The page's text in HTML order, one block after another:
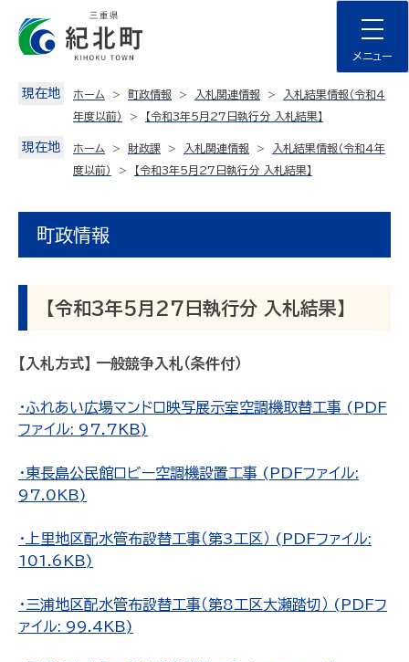
content
メニュー
現在地 ホーム 町政情報 入札関連情報
入札結果情報（令和4
年度以前）
【令和3年5月27日執行分 入札結果】
現在地 ホーム 財政課 入札関連情報
入札結果情報（令和4年
度以前）
【令和3年5月27日執行分 入札結果】
町政情報
【令和3年5月27日執行分 入札結果】
【入札方式】 一般競争入札（条件付）
・ふれあい広場マンドロ映写展示室空調機取替工事 (PDF
ファイル: 97.7KB)
・東長島公民館ロビー空調機設置工事 (PDFファイル:
97.0KB)
・上里地区配水管布設替工事（第3工区） (PDFファイル:
101.6KB)
・三浦地区配水管布設替工事（第8工区大瀬踏切） (PDFフ
ァイル: 99.4KB)